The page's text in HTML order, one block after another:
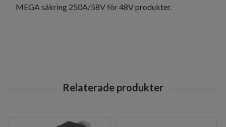
MEGA säkring 250A/58V för 48V produkter.